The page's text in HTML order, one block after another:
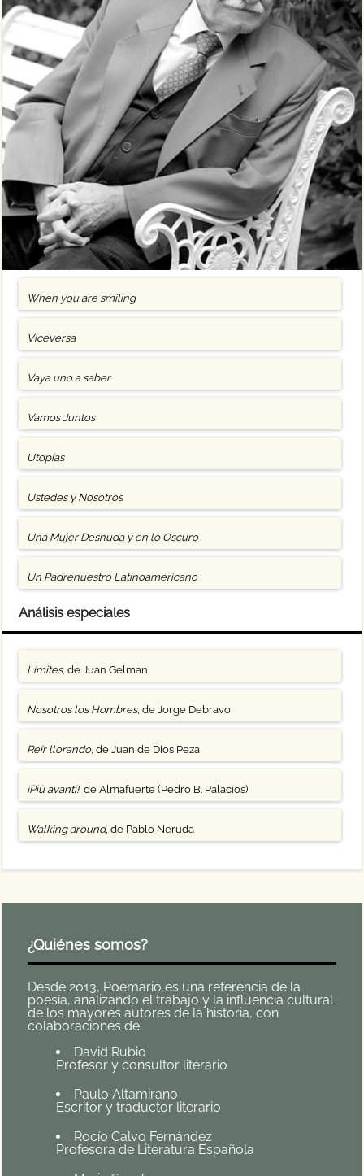
When you are smiling
Viceversa
Vaya uno a saber
Vamos Juntos
Utopías
Ustedes y Nosotros
Una Mujer Desnuda y en lo Oscuro
Un Padrenuestro Latinoamericano
Análisis especiales
Límites, de Juan Gelman
Nosotros los Hombres, de Jorge Debravo
Reír llorando, de Juan de Dios Peza
¡Più avanti!, de Almafuerte (Pedro B. Palacios)
Walking around, de Pablo Neruda
¿Quiénes somos?
Desde 2013, Poemario es una referencia de la
poesía, analizando el trabajo y la influencia cultural
de los mayores autores de la historia, con
colaboraciones de:
David Rubio
Profesor y consultor literario
Paulo Altamirano
Escritor y traductor literario
Rocío Calvo Fernández
Profesora de Literatura Española